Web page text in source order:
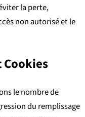
la perte,
non autorisé et le
Cookies
le nombre de
du remplissage